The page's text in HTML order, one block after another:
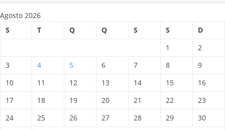
Agosto 2026
S
T Q Q S S
D
1
2
3
4 5 6 7 8
9
10
11 12 13 14 15
16
17
18 19 20 21 22
23
24
25 26 27 28 29
30